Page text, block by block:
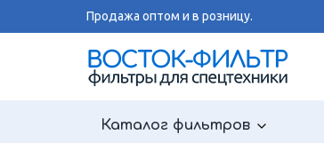
Продажа оптом и в розницу.
Каталог фильтров